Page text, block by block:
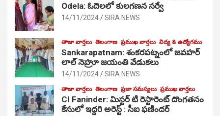
Odela: ఓదెలలో కులగణన సర్వే
14/11/2024 SIRA NEWS
తాజా వార్తలు తెలంగాణ ప్రముఖ వార్తలు విద్య & ఉద్యోగము
Sankarapatnam: శంకరపట్నంలో జవహర్
లాల్ నెహ్రూ జయంతి వేడుకలు
14/11/2024 SIRA NEWS
తాజా వార్తలు తెలంగాణ ప్రజా సమస్యలు ప్రముఖ వార్తలు
CI Faninder: మిస్టర్ టి రెస్టారెంట్ దొంగతనం
కేసులో ఇద్దరి అరెస్ట్ : సీఐ ఫణిందర్